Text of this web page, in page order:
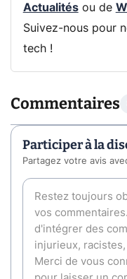
Actualitésou de
Suivez-nous pour
tech !
Commentaires
Participer à la
Partagez votre avis